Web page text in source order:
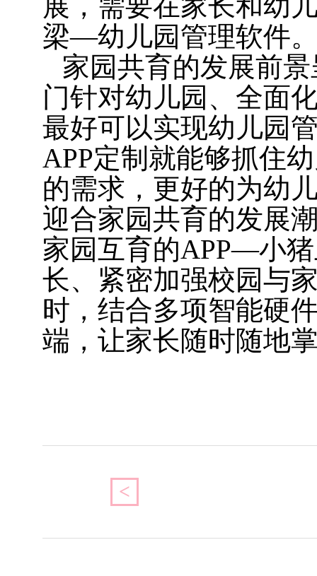
梁—幼儿园管理软件
家园共育的发展前
门针对幼儿园、全面
最好可以实现幼儿园
APP定制就能够抓住
的需求，更好的为幼
迎合家园共育的发展
家园互育的APP—小
长、紧密加强校园与
时，结合多项智能硬
端，让家长随时随地
<